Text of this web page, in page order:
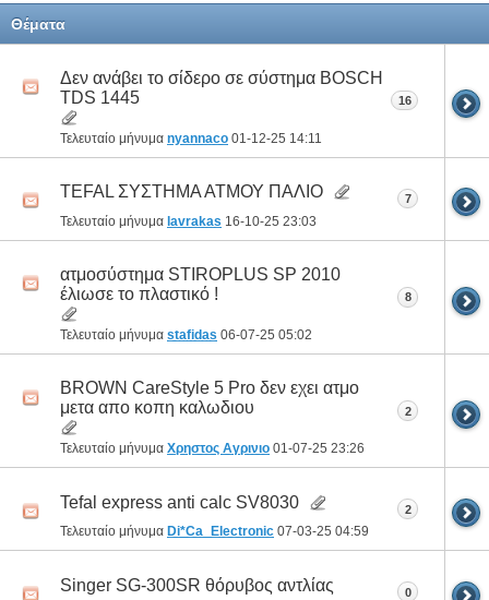
Θέματα
Δεν ανάβει το σίδερο σε σύστημα BOSCH
TDS 1445
Τελευταίο μήνυμα nyannaco 01-12-25 14:11
16
TEFAL ΣΥΣΤΗΜΑ ΑΤΜΟΥ ΠΑΛΙΟ
Τελευταίο μήνυμα lavrakas 16-10-25 23:03
7
ατμοσύστημα STIROPLUS SP 2010
έλιωσε το πλαστικό !
Τελευταίο μήνυμα stafidas 06-07-25 05:02
8
BROWN CareStyle 5 Pro δεν εχει ατμο
μετα απο κοπη καλωδιου
Τελευταίο μήνυμα Χρηστος Αγρινιο 01-07-25 23:26
2
Tefal express anti calc SV8030
Τελευταίο μήνυμα Di*Ca_Electronic 07-03-25 04:59
2
Singer SG-300SR θόρυβος αντλίας 0